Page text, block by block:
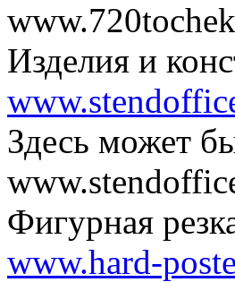
Изделия и
Здесь может
Фигурная
www.hard-